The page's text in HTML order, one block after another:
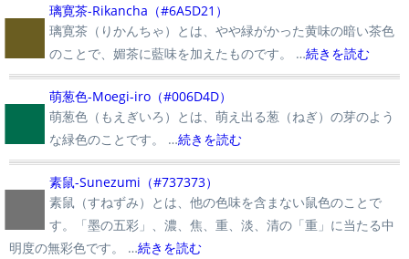
■璃寛茶-Rikancha（#6A5D21）
璃寛茶（りかんちゃ）とは、やや緑がかった黄味の暗い茶色
のことで、媚茶に藍味を加えたものです。 …続きを読む
■萌葱色-Moegi-iro（#006D4D）
萌葱色（もえぎいろ）とは、萌え出る葱（ねぎ）の芽のよう
な緑色のことです。 …続きを読む
■素鼠-Sunezumi（#737373）
素鼠（すねずみ）とは、他の色味を含まない鼠色のことで
す。「墨の五彩」、濃、焦、重、淡、清の「重」に当たる中
明度の無彩色です。 …続きを読む